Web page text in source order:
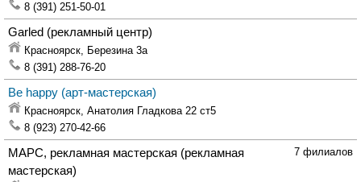
8 (391) 251-50-01
Garled (рекламный центр)
Красноярск, Березина 3а
8 (391) 288-76-20
Be happy (арт-мастерская)
Красноярск, Анатолия Гладкова 22 ст5
8 (923) 270-42-66
7 филиалов
МАРС, рекламная мастерская (рекламная
мастерская)